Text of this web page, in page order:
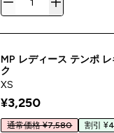
MP レディース テンポ
ク
XS
¥3,250‎
通常価格 ¥7,580 割引